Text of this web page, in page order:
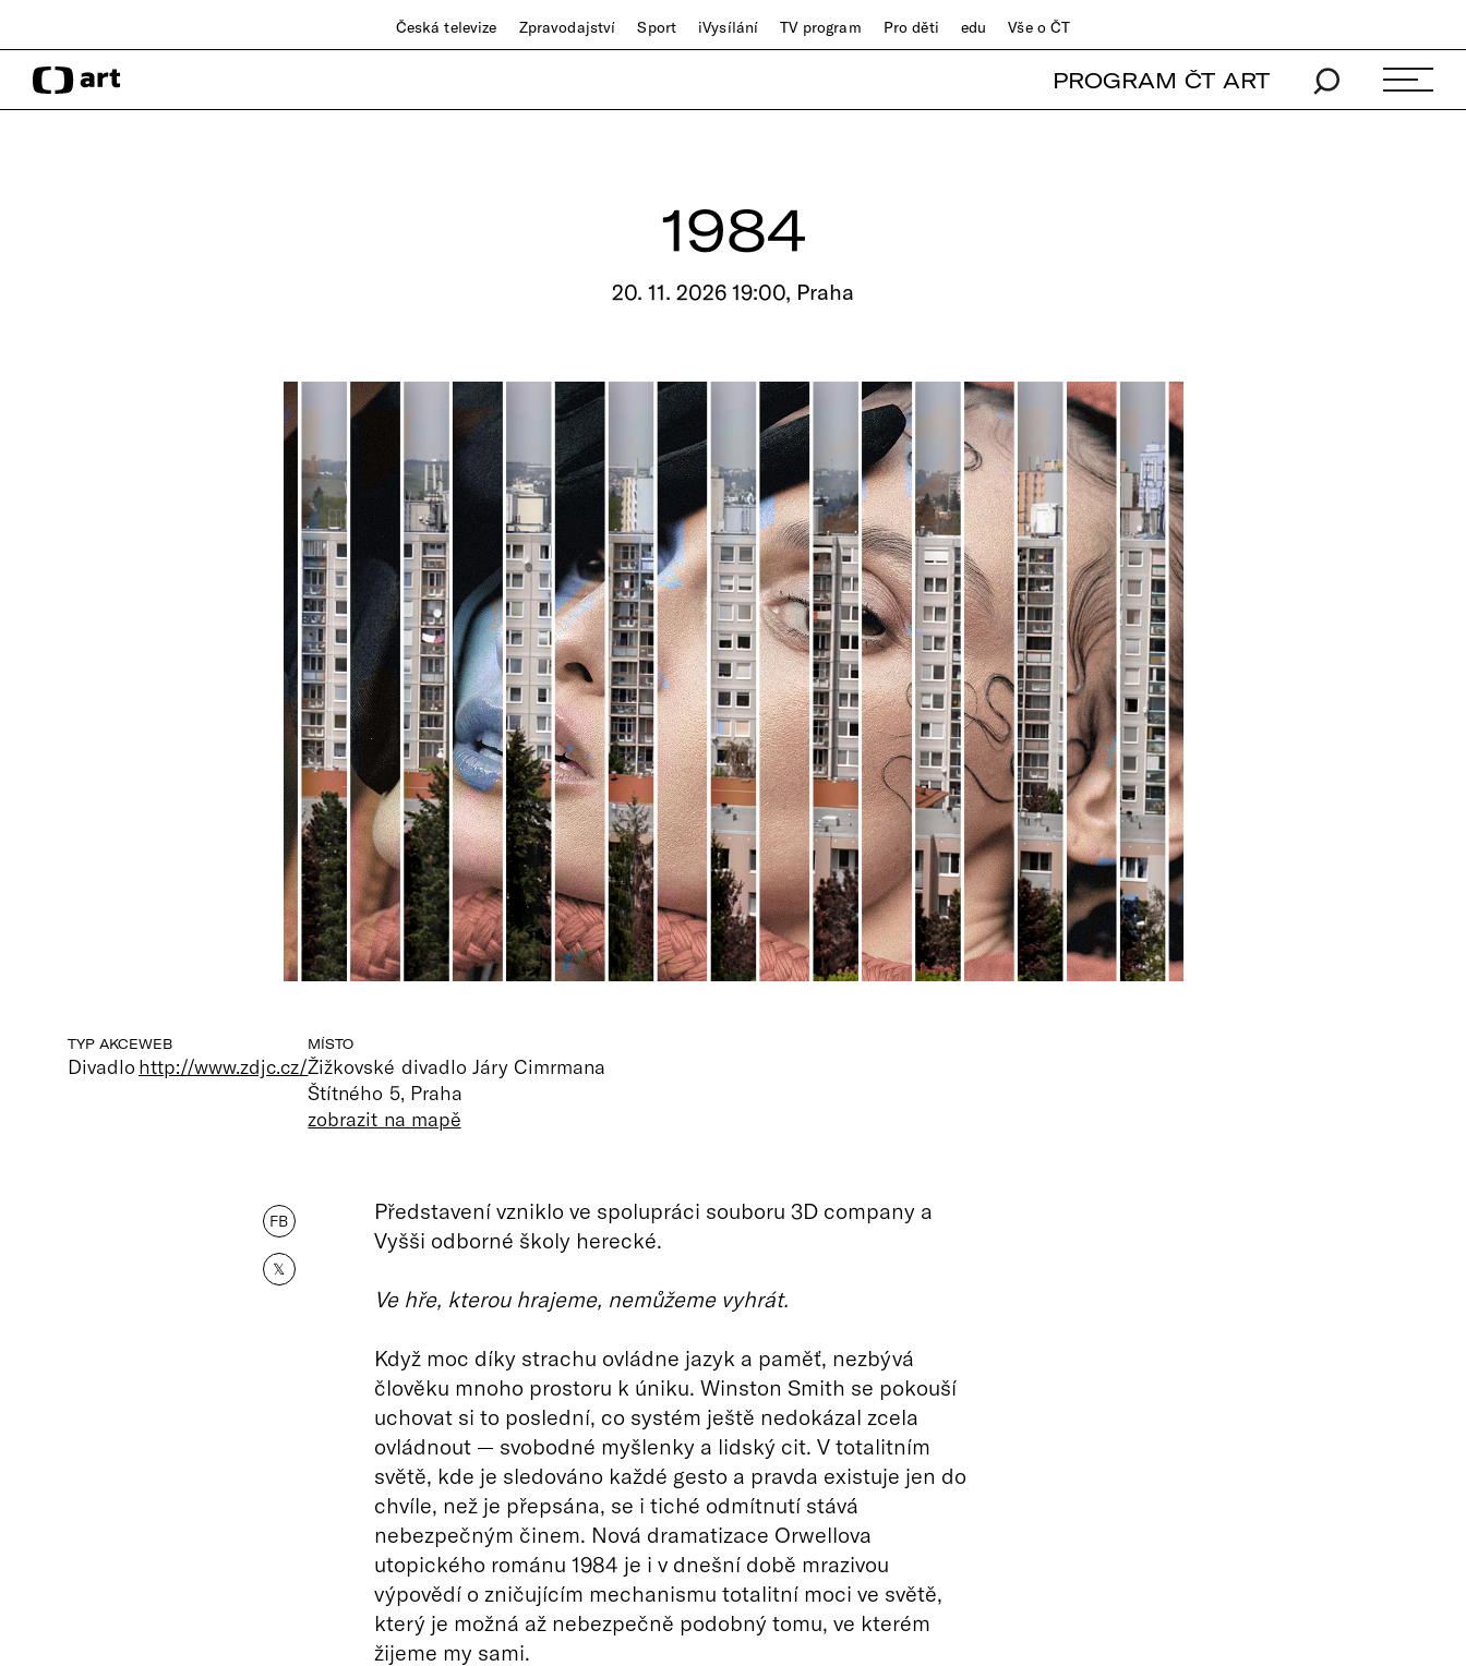
Česká televize Zpravodajství Sport iVysílání TV program Pro děti edu Vše o ČT
PROGRAM ČT ART
1984
20. 11. 2026 19:00, Praha
TYP AKCE
Divadlo
WEB
http://www.zdjc.cz/
MÍSTO
Žižkovské divadlo Járy Cimrmana
Štítného 5, Praha
zobrazit na mapě
FB
𝕏
Představení vzniklo ve spolupráci souboru 3D company a
Vyšši odborné školy herecké.
Ve hře, kterou hrajeme, nemůžeme vyhrát.
Když moc díky strachu ovládne jazyk a paměť, nezbývá
člověku mnoho prostoru k úniku. Winston Smith se pokouší
uchovat si to poslední, co systém ještě nedokázal zcela
ovládnout — svobodné myšlenky a lidský cit. V totalitním
světě, kde je sledováno každé gesto a pravda existuje jen do
chvíle, než je přepsána, se i tiché odmítnutí stává
nebezpečným činem. Nová dramatizace Orwellova
utopického románu 1984 je i v dnešní době mrazivou
výpovědí o zničujícím mechanismu totalitní moci ve světě,
který je možná až nebezpečně podobný tomu, ve kterém
žijeme my sami.